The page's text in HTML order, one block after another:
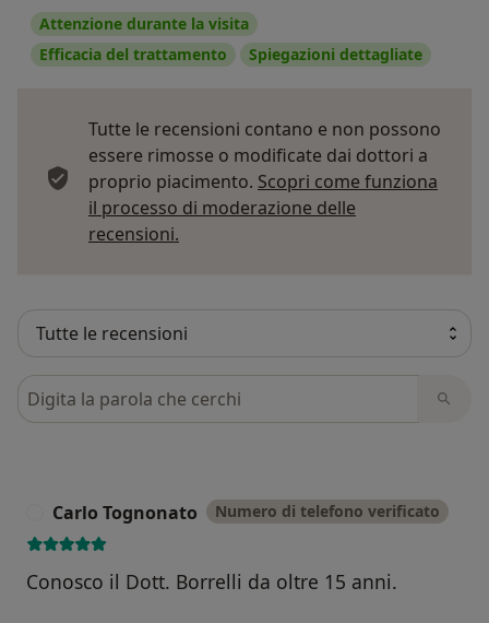
Attenzione durante la visita
Efficacia del trattamento
Spiegazioni dettagliate
Tutte le recensioni contano e non possono
essere rimosse o modificate dai dottori a
proprio piacimento. Scopri come funziona
il processo di moderazione delle
recensioni.
Cerca nelle recensioni
Carlo Tognonato Numero di telefono verificato
Conosco il Dott. Borrelli da oltre 15 anni.